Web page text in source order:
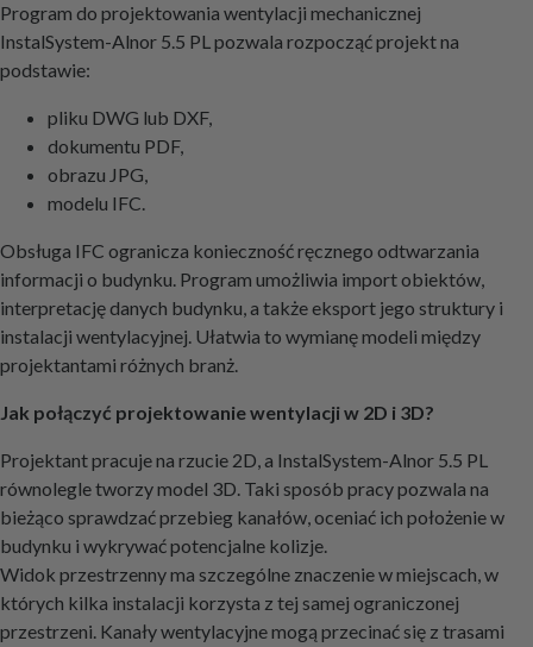
Program do projektowania wentylacji mechanicznej
InstalSystem-Alnor 5.5 PL pozwala rozpocząć projekt na
podstawie:
pliku DWG lub DXF,
dokumentu PDF,
obrazu JPG,
modelu IFC.
Obsługa IFC ogranicza konieczność ręcznego odtwarzania
informacji o budynku. Program umożliwia import obiektów,
interpretację danych budynku, a także eksport jego struktury i
instalacji wentylacyjnej. Ułatwia to wymianę modeli między
projektantami różnych branż.
Jak połączyć projektowanie wentylacji w 2D i 3D?
Projektant pracuje na rzucie 2D, a InstalSystem-Alnor 5.5 PL
równolegle tworzy model 3D. Taki sposób pracy pozwala na
bieżąco sprawdzać przebieg kanałów, oceniać ich położenie w
budynku i wykrywać potencjalne kolizje.
Widok przestrzenny ma szczególne znaczenie w miejscach, w
których kilka instalacji korzysta z tej samej ograniczonej
przestrzeni. Kanały wentylacyjne mogą przecinać się z trasami